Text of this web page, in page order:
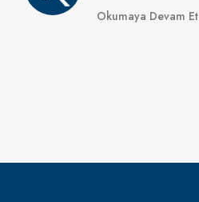
Okumaya Devam Et